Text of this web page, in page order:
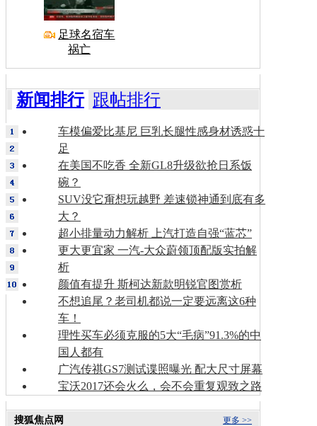
足球名宿车
祸亡
新闻排行 跟帖排行
车模偏爱比基尼 巨乳长腿性感身材诱惑十
足
在美国不吃香 全新GL8升级欲抢日系饭
碗？
SUV没它甭想玩越野 差速锁神通到底有多
大？
超小排量动力解析 上汽打造自强“蓝芯”
更大更宜家 一汽-大众蔚领顶配版实拍解
析
颜值有提升 斯柯达新款明锐官图赏析
不想追尾？老司机都说一定要远离这6种
车！
理性买车必须克服的5大“毛病”91.3%的中
国人都有
广汽传祺GS7测试谍照曝光 配大尺寸屏幕
宝沃2017还会火么，会不会重复观致之路
更多 >>
搜狐焦点网